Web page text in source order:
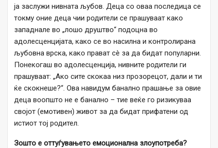
ја заслужи нивната љубов. Деца со оваа последица се
токму оние деца чии родители се прашуваат како
западнале во „лошо друштво“ подоцна во
адолесценцијата, како се во насилна и контролирана
љубовна врска, како прават сè за да бидат популарни.
Понекогаш во адолесценција, нивните родители ги
прашуваат: „Ако сите скокаа низ прозорецот, дали и ти
ќе скокнеше?“. Ова навидум банално прашање за овие
деца воопшто не е банално – тие веќе го ризикуваа
својот (емотивен) живот за да бидат прифатени од
истиот тој родител.
Зошто е оттуѓувањето емоционална злоупотреба?